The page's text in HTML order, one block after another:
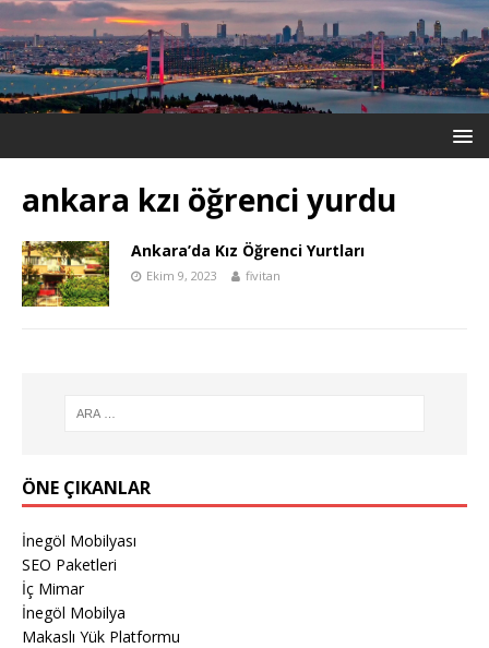
ankara kzı öğrenci yurdu
Ankara’da Kız Öğrenci Yurtları
Ekim 9, 2023 fivitan
ÖNE ÇIKANLAR
İnegöl Mobilyası
SEO Paketleri
İç Mimar
İnegöl Mobilya
Makaslı Yük Platformu